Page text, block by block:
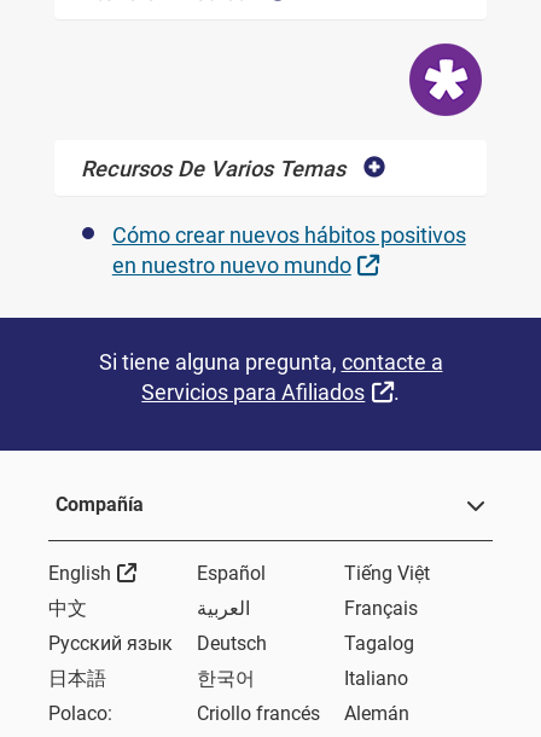
Recursos De Varios Temas
Cómo crear nuevos hábitos positivos
en nuestro nuevo mundo
External Link
Si tiene alguna pregunta, contacte a
Servicios para Afiliados
External Link
.
Compañía
English External Link
Español
Tiếng Việt
中文
العربية
Français
Русский язык
Deutsch
Tagalog
日本語
한국어
Italiano
Polaco:
Criollo francés Alemán